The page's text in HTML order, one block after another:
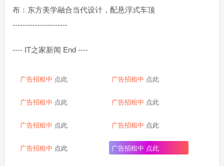
布：东方美学融合当代设计，配悬浮式车顶
----------------------
---- IT之家新闻 End ----
广告招租中 点此 广告招租中 点此
广告招租中 点此 广告招租中 点此
广告招租中 点此 广告招租中 点此
广告招租中 点此 广告招租中 点此